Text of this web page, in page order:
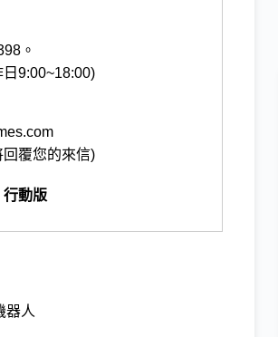
。
9:00~18:00)
覆您的來信)
行動版
器人